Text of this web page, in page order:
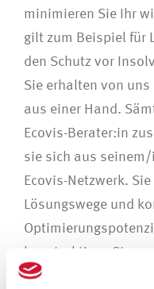
minimieren Sie Ihr
gilt zum Beispiel für
den Schutz vor
Sie erhalten von
aus einer Hand.
Ecovis-Berater:in
sie sich aus
Ecovis-Netzwerk.
Lösungswege und
konstruktives
was wir anfangen